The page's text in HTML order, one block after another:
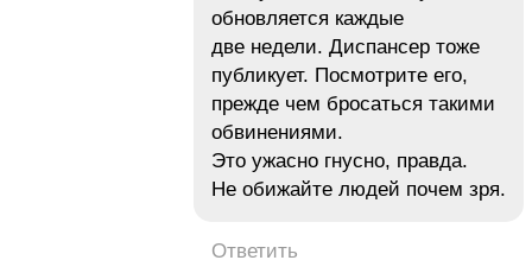
обновляется каждые
две недели. Диспансер тоже
публикует. Посмотрите его,
прежде чем бросаться такими
обвинениями.
Это ужасно гнусно, правда.
Не обижайте людей почем зря.
Ответить